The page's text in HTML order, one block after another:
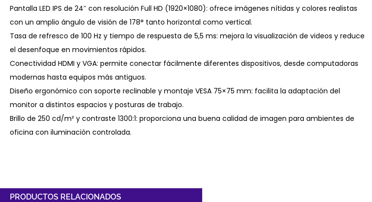
Pantalla LED IPS de 24″ con resolución Full HD (1920×1080): ofrece imágenes nítidas y colores realistas
con un amplio ángulo de visión de 178° tanto horizontal como vertical.
Tasa de refresco de 100 Hz y tiempo de respuesta de 5,5 ms: mejora la visualización de videos y reduce
el desenfoque en movimientos rápidos.
Conectividad HDMI y VGA: permite conectar fácilmente diferentes dispositivos, desde computadoras
modernas hasta equipos más antiguos.
Diseño ergonómico con soporte reclinable y montaje VESA 75×75 mm: facilita la adaptación del
monitor a distintos espacios y posturas de trabajo.
Brillo de 250 cd/m² y contraste 1300:1: proporciona una buena calidad de imagen para ambientes de
oficina con iluminación controlada.
PRODUCTOS RELACIONADOS